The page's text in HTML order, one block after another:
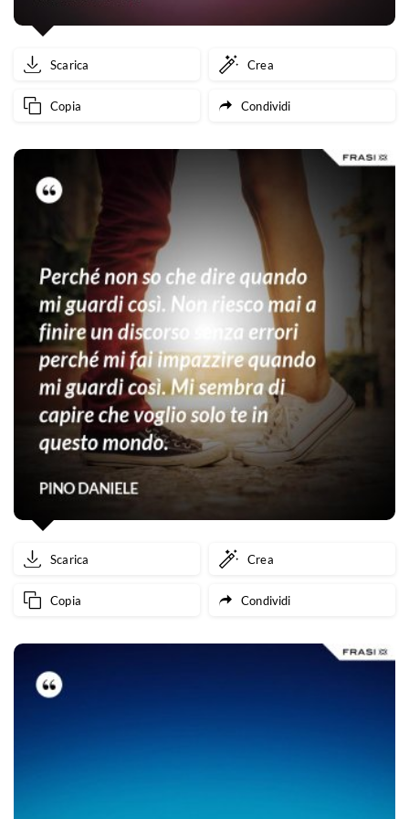
Scarica Crea
Copia Condividi
Scarica Crea
Copia Condividi